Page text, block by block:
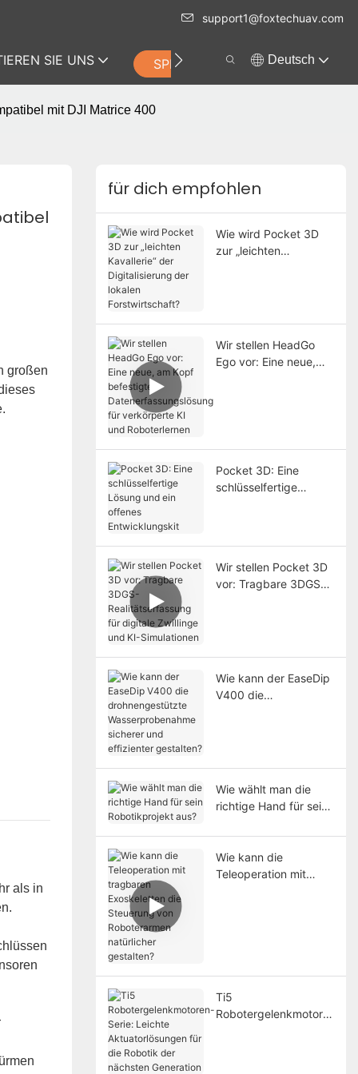
support1@foxtechuav.com
SIE UNS SPEICHERN Deutsch
mit DJI Matrice 400
großen
als in
für dich empfohlen
Wie wird Pocket 3D
zur „leichten
Wir stellen HeadGo
Ego vor: Eine neue,
Pocket 3D: Eine
schlüsselfertige
Wir stellen Pocket 3D
vor: Tragbare 3DGS-
Wie kann der EaseDip
V400 die
Wie wählt man die
richtige Hand für sein
Wie kann die
Teleoperation mit
Ti5
Robotergelenkmotore